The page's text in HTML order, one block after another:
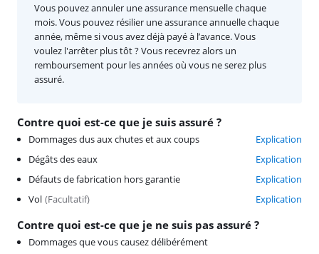
Contre quoi est-ce que je suis assuré ?
Dommages dus aux chutes et aux coups
Explication
Dégâts des eaux
Explication
Défauts de fabrication hors garantie
Explication
Vol (Facultatif) Explication
Contre quoi est-ce que je ne suis pas assuré ?
Dommages que vous causez délibérément
Vous pouvez annuler une assurance mensuelle chaque
mois. Vous pouvez résilier une assurance annuelle chaque
année, même si vous avez déjà payé à l’avance. Vous
voulez l'arrêter plus tôt ? Vous recevrez alors un
remboursement pour les années où vous ne serez plus
assuré.